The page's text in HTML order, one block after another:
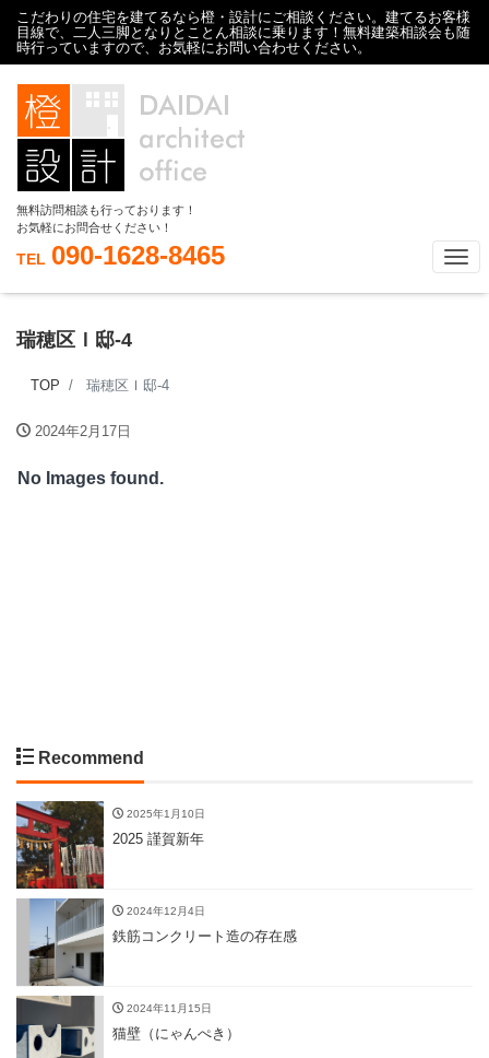
こだわりの住宅を建てるなら橙・設計にご相談ください。建てるお客様
目線で、二人三脚となりとことん相談に乗ります！無料建築相談会も随
時行っていますので、お気軽にお問い合わせください。
無料訪問相談も行っております！
お気軽にお問合せください！
TEL 090-1628-8465
瑞穂区Ｉ邸-4
TOP 瑞穂区Ｉ邸-4
2024年2月17日
No Images found.
Recommend
2025年1月10日
2025 謹賀新年
2024年12月4日
鉄筋コンクリート造の存在感
2024年11月15日
猫壁（にゃんぺき）